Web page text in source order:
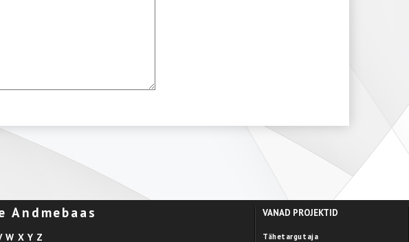
W X Y Z
VANAD PROJEKTID
Tähetargutaja